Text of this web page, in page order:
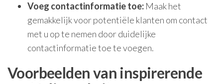
Voeg contactinformatie toe: Maak het
gemakkelijk voor potentiële klanten om contact
met u op te nemen door duidelijke
contactinformatie toe te voegen.
Voorbeelden van inspirerende